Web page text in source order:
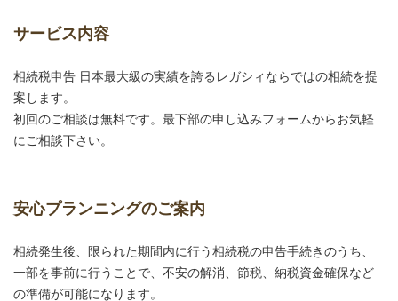
サービス内容
相続税申告 日本最大級の実績を誇るレガシィならではの相続を提
案します。
初回のご相談は無料です。最下部の申し込みフォームからお気軽
にご相談下さい。
安心プランニングのご案内
相続発生後、限られた期間内に行う相続税の申告手続きのうち、
一部を事前に行うことで、不安の解消、節税、納税資金確保など
の準備が可能になります。